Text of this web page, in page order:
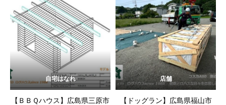
自宅はなれ
【ＢＢＱハウス】広島県三原市
店舗
【ドッグラン】広島県福山市